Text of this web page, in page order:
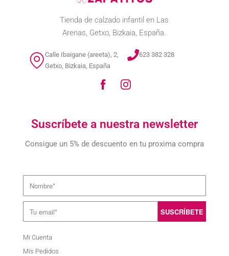
Tienda de calzado infantil en Las
Arenas, Getxo, Bizkaia, España.
Calle Ibaigane (areeta), 2,
Getxo, Bizkaia, España
623 382 328
Suscríbete a nuestra newsletter
Consigue un 5% de descuento en tu proxima compra
Mi Cuenta
Mis Pedidos